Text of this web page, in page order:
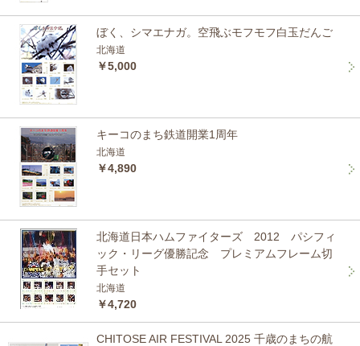
ぼく、シマエナガ。空飛ぶモフモフ白玉だんご
北海道
￥5,000
キーコのまち鉄道開業1周年
北海道
￥4,890
北海道日本ハムファイターズ 2012 パシフィ
ック・リーグ優勝記念 プレミアムフレーム切
手セット
北海道
￥4,720
CHITOSE AIR FESTIVAL 2025 千歳のまちの航